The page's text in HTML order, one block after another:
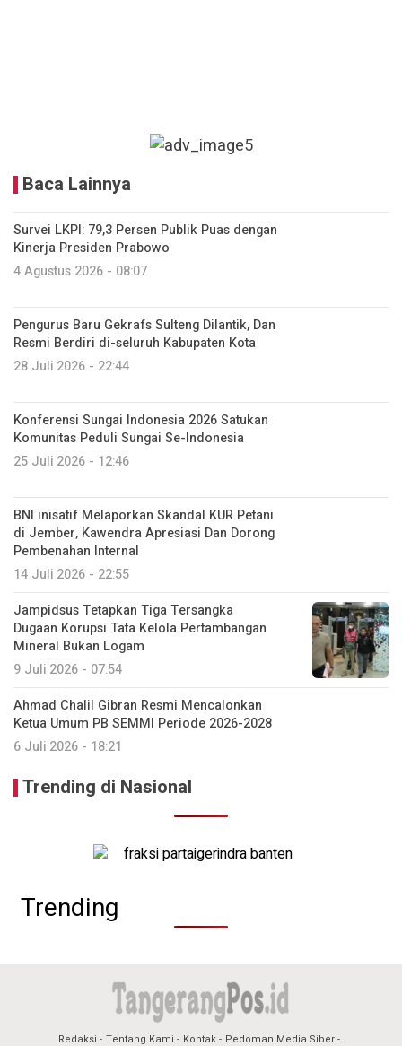
Baca Lainnya
Survei LKPI: 79,3 Persen Publik Puas dengan
Kinerja Presiden Prabowo
4 Agustus 2026 - 08:07
Pengurus Baru Gekrafs Sulteng Dilantik, Dan
Resmi Berdiri di-seluruh Kabupaten Kota
28 Juli 2026 - 22:44
Konferensi Sungai Indonesia 2026 Satukan
Komunitas Peduli Sungai Se-Indonesia
25 Juli 2026 - 12:46
BNI inisatif Melaporkan Skandal KUR Petani
di Jember, Kawendra Apresiasi Dan Dorong
Pembenahan Internal
14 Juli 2026 - 22:55
Jampidsus Tetapkan Tiga Tersangka
Dugaan Korupsi Tata Kelola Pertambangan
Mineral Bukan Logam
9 Juli 2026 - 07:54
Ahmad Chalil Gibran Resmi Mencalonkan
Ketua Umum PB SEMMI Periode 2026-2028
6 Juli 2026 - 18:21
Trending di Nasional
Trending
Redaksi Tentang Kami Kontak Pedoman Media Siber